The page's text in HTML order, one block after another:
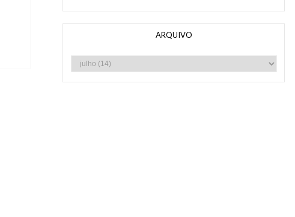
ARQUIVO